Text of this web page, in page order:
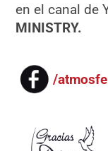
en el canal de
MINISTRY.
/